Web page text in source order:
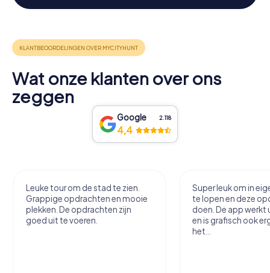
Wat onze klanten over ons
zeggen
Google 2.118
4,4
Leuke tour om de stad te zien.
Grappige opdrachten en mooie
plekken. De opdrachten zijn
goed uit te voeren.
Super leuk om in
te lopen en deze
doen. De app
en is grafisch ook
het...